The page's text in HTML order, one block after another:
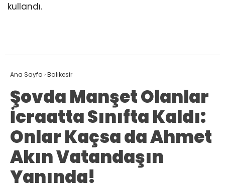
kullandı.
Ana Sayfa ›Balıkesir
Şovda Manşet Olanlar
İcraatta Sınıfta Kaldı:
Onlar Kaçsa da Ahmet
Akın Vatandaşın
Yanında!